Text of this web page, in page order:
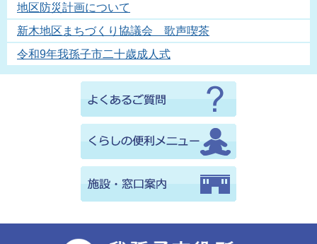
地区防災計画について
新木地区まちづくり協議会 歌声喫茶
令和9年我孫子市二十歳成人式